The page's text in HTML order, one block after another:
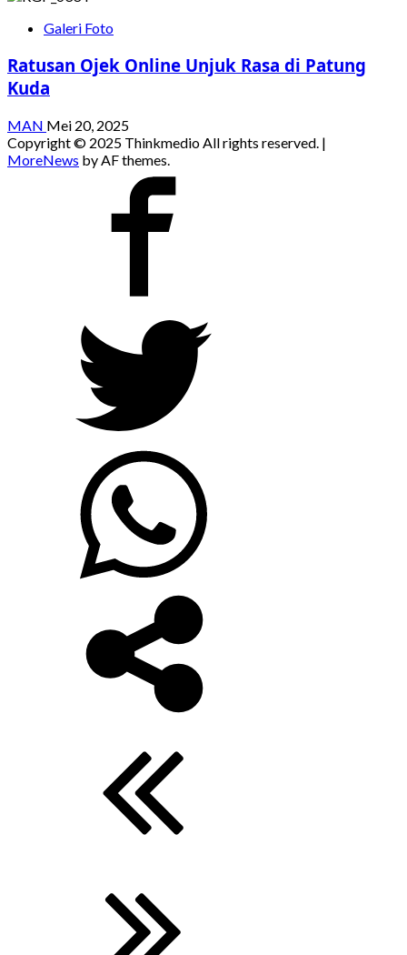
Galeri Foto
Ratusan Ojek Online Unjuk Rasa di Patung
Kuda
MAN Mei 20, 2025
Copyright © 2025 Thinkmedio All rights reserved. |
MoreNews by AF themes.